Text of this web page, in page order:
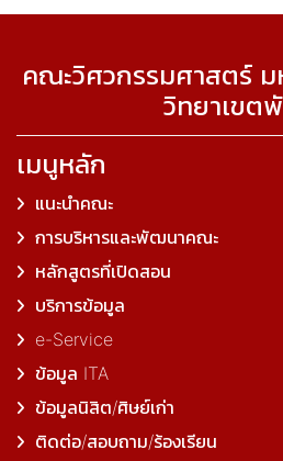
คณะวิศวกรรมศาสตร์
วิทยาเขต
เมนูหลัก
แนะนำคณะ
การบริหารและพัฒนาคณะ
หลักสูตรที่เปิดสอน
บริการข้อมูล
e-Service
ข้อมูล ITA
ข้อมูลนิสิต/ศิษย์เก่า
ติดต่อ/สอบถาม/ร้องเรียน